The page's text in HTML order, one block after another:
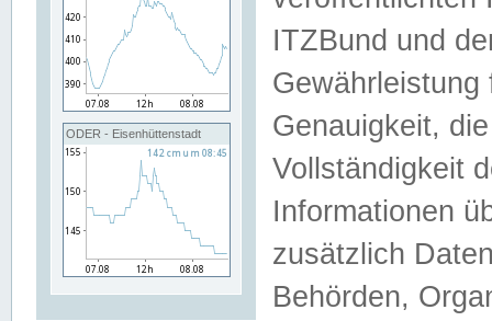
ODER - Eisenhüttenstadt
ITZBund und
Genauigkeit,
Vollständigkeit
Informationen
zusätzlich
Behörden,